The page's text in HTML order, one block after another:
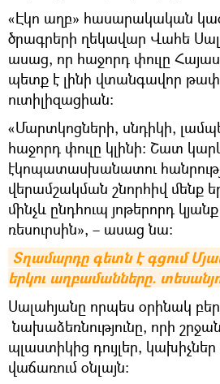
«Էկո աղբ» հասարակական
ծրագրերի ղեկավար Վահե
ասաց, որ հաջորդ փուլը
պետք է լինի վտանգավոր
ուտիլիզացիան։
«Մարտկոցների, սնդիկի,
հաջորդ փուլը կլինի։ Շատ
էկոպատասխանատու
վերամշակման շնորհիվ մենք
մինչև ընդհուպ յոթերորդ
ռեսուրսին», – ասաց նա։
Տղամարդը գետն է գցում
երկու աղբամանները.
Սալահյանը որպես օրինակ
նախաձեռնությունը, որի
պլաստիկից դույլեր,
վաճառում օնլայն։